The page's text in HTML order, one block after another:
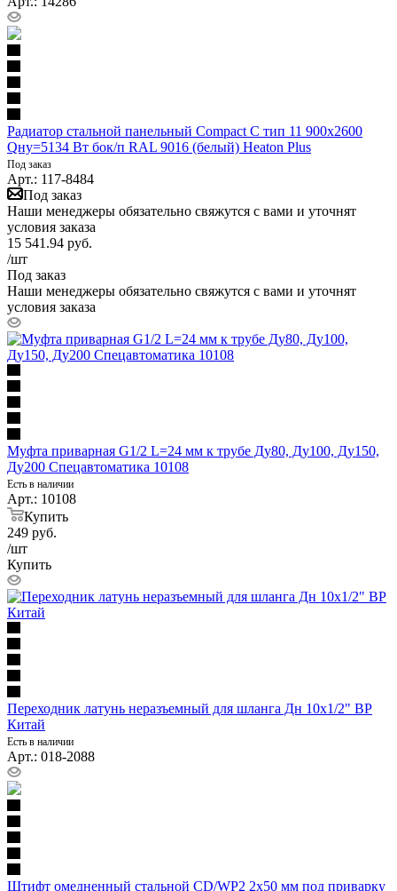
Радиатор стальной панельный Compact C тип 11 900х2600
Qну=5134 Вт бок/п RAL 9016 (белый) Heaton Plus
Под заказ
Арт.: 117-8484
Под заказ
Наши менеджеры обязательно свяжутся с вами и уточнят
условия заказа
15 541.94 руб.
/шт
Под заказ
Наши менеджеры обязательно свяжутся с вами и уточнят
условия заказа
Муфта приварная G1/2 L=24 мм к трубе Ду80, Ду100, Ду150,
Ду200 Спецавтоматика 10108
Есть в наличии
Арт.: 10108
Купить
249 руб.
/шт
Купить
Переходник латунь неразъемный для шланга Дн 10х1/2" ВР
Китай
Есть в наличии
Арт.: 018-2088
Штифт омедненный стальной CD/WP2 2х50 мм под приварку